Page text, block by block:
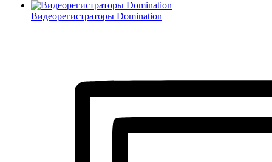
Видеорегистраторы Domination